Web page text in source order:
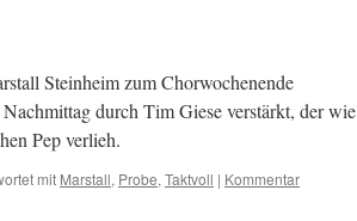
Steinheim zum Chorwochenende
durch Tim Giese verstärkt, der wie
Pep verlieh.
mit Marstall, Probe, Taktvoll | Kommentar